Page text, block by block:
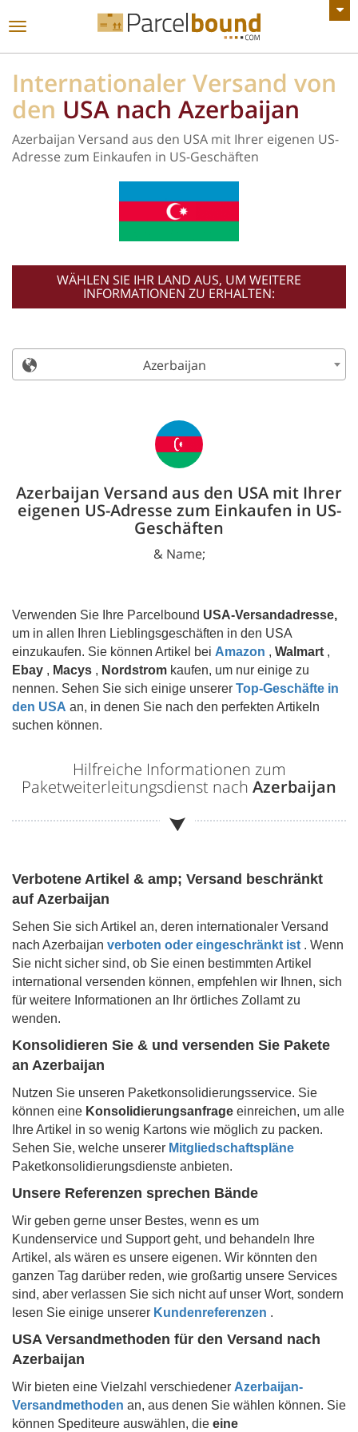
ALLE ANKÜNDIGUNGEN ANZEIGEN
Toggle
Internationaler Versand von
den USA nach Azerbaijan
Azerbaijan Versand aus den USA mit Ihrer eigenen US-
Adresse zum Einkaufen in US-Geschäften
WÄHLEN SIE IHR LAND AUS, UM WEITERE
INFORMATIONEN ZU ERHALTEN:
Azerbaijan
Azerbaijan Versand aus den USA mit Ihrer
eigenen US-Adresse zum Einkaufen in US-
Geschäften
& Name;
Verwenden Sie Ihre Parcelbound USA-Versandadresse,
um in allen Ihren Lieblingsgeschäften in den USA
einzukaufen. Sie können Artikel bei Amazon , Walmart ,
Ebay , Macys , Nordstrom kaufen, um nur einige zu
nennen. Sehen Sie sich einige unserer Top-Geschäfte in
den USA an, in denen Sie nach den perfekten Artikeln
suchen können.
Hilfreiche Informationen zum
Paketweiterleitungsdienst nach Azerbaijan
Verbotene Artikel & amp; Versand beschränkt
auf Azerbaijan
Sehen Sie sich Artikel an, deren internationaler Versand
nach Azerbaijan verboten oder eingeschränkt ist . Wenn
Sie nicht sicher sind, ob Sie einen bestimmten Artikel
international versenden können, empfehlen wir Ihnen, sich
für weitere Informationen an Ihr örtliches Zollamt zu
wenden.
Konsolidieren Sie & und versenden Sie Pakete
an Azerbaijan
Nutzen Sie unseren Paketkonsolidierungsservice. Sie
können eine Konsolidierungsanfrage einreichen, um alle
Ihre Artikel in so wenig Kartons wie möglich zu packen.
Sehen Sie, welche unserer Mitgliedschaftspläne
Paketkonsolidierungsdienste anbieten.
Unsere Referenzen sprechen Bände
Wir geben gerne unser Bestes, wenn es um
Kundenservice und Support geht, und behandeln Ihre
Artikel, als wären es unsere eigenen. Wir könnten den
ganzen Tag darüber reden, wie großartig unsere Services
sind, aber verlassen Sie sich nicht auf unser Wort, sondern
lesen Sie einige unserer Kundenreferenzen .
USA Versandmethoden für den Versand nach
Azerbaijan
Wir bieten eine Vielzahl verschiedener Azerbaijan-
Versandmethoden an, aus denen Sie wählen können. Sie
können Spediteure auswählen, die eine